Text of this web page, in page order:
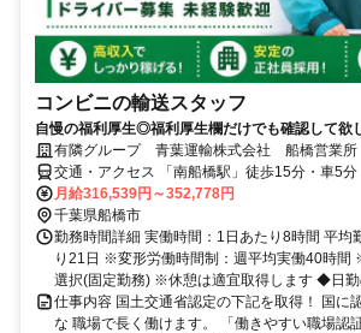
コンビニの輸送スタッフ
自慢の福利厚生◎福利厚生欄だけでも確認して欲
有隣グループ 青葉運輸株式会社 船橋営業所
交通・アクセス 「南船橋駅」徒歩15分・車5分
月給316,539円～352,778円
千葉県船橋市
勤務時間詳細 実働時間：1日あたり8時間 平均
り21日 ※変形労働時間制：週平均実働40時間
選択(固定勤務) ※休憩は適宜取得します ◆日勤
仕事内容 国土交通省認定の下記を取得！ 国に
な 職場で長く働けます。 「働きやすい職場認